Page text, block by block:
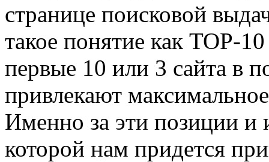
странице поисковой
такое понятие как TOP-
первые 10 или 3 сайта в
привлекают
Именно за эти позиции и
которой нам придется